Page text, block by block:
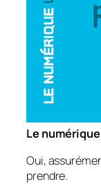
Le
Oui,
prendre.